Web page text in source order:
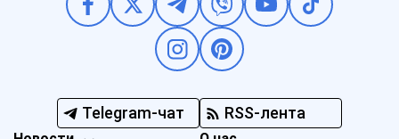
Telegram-чат RSS-лента